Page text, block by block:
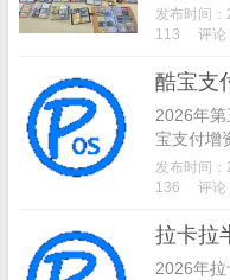
虚假交易
刑，揭秘
发布时间
113
评论
2026年
宝支付增
千万罚单
面临大考
洗牌、存
发布时间
136
评论
2026年